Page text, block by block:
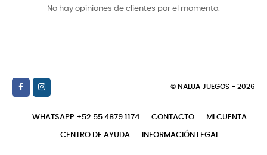
No hay opiniones de clientes por el momento.
© NALUA JUEGOS - 2026
WHATSAPP +52 55 4879 1174 CONTACTO MI CUENTA
CENTRO DE AYUDA INFORMACIÓN LEGAL